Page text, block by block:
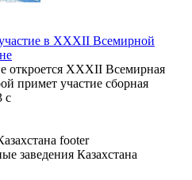
в XXXII Всемирной
откроется XXXII Всемирная
примет участие сборная
с
заведения Казахстана